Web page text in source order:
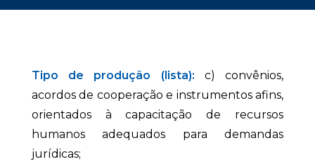
Tipo de produção (lista): c) convênios,
acordos de cooperação e instrumentos afins,
orientados à capacitação de recursos
humanos adequados para demandas
jurídicas;